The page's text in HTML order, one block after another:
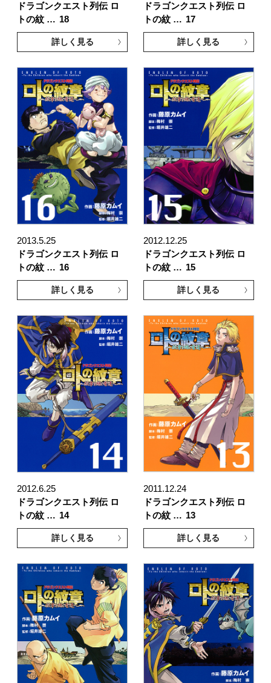
ドラゴンクエスト列伝 ロ
トの紋 … 18
詳しく見る
ドラゴンクエスト列伝 ロ
トの紋 … 17
詳しく見る
2013.5.25
ドラゴンクエスト列伝 ロ
トの紋 … 16
詳しく見る
2012.12.25
ドラゴンクエスト列伝 ロ
トの紋 … 15
詳しく見る
2012.6.25
ドラゴンクエスト列伝 ロ
トの紋 … 14
詳しく見る
2011.12.24
ドラゴンクエスト列伝 ロ
トの紋 … 13
詳しく見る